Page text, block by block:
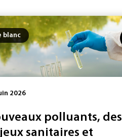
blanc
2026
polluants, des
sanitaires et